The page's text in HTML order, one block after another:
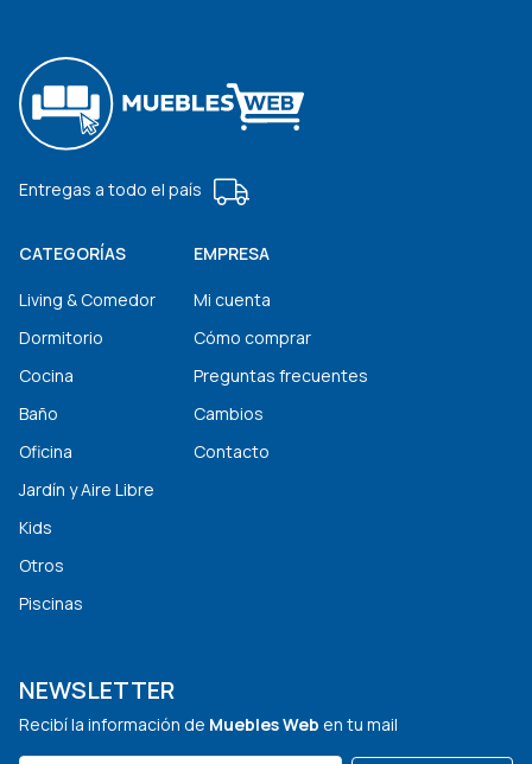
Entregas a todo el país
CATEGORÍAS
Living & Comedor
Dormitorio
Cocina
Baño
Oficina
Jardín y Aire Libre
Kids
Otros
Piscinas
EMPRESA
Mi cuenta
Cómo comprar
Preguntas frecuentes
Cambios
Contacto
NEWSLETTER
Recibí la información de Muebles Web en tu mail